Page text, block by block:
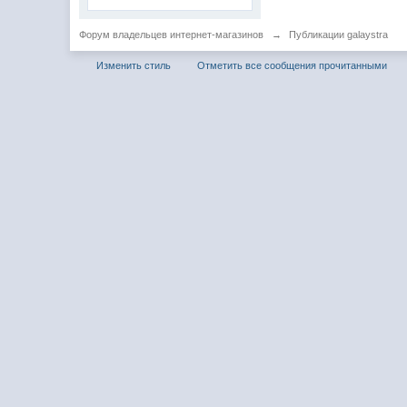
Форум владельцев интернет-магазинов → Публикации galaystra
Изменить стиль Отметить все сообщения прочитанными